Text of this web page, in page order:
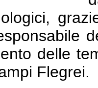
delle
Flegrei.